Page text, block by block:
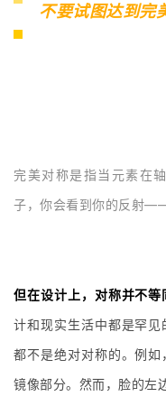
不要试图达到完
完美对称是指当元素在
子，你会看到你的反射
但在设计上，对称并不等
计和现实生活中都是罕
都不是绝对对称的。例
镜像部分。然而，脸的左